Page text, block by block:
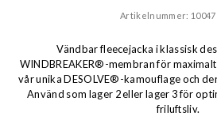
Artikelnummer:
Vändbar fleecejacka i klassisk
WINDBREAKER®-membran för
vår unika DESOLVE®-kamouflage och
Använd som lager 2 eller lager 3 för
friluftsliv.